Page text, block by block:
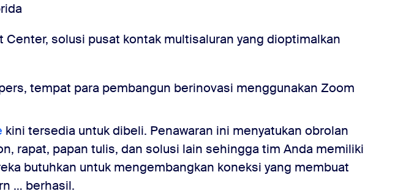
Center, solusi pusat kontak multisaluran yang dioptimalkan
tempat para pembangun berinovasi menggunakan Zoom
kini tersedia untuk dibeli. Penawaran ini menyatukan obrolan
rapat, papan tulis, dan solusi lain sehingga tim Anda memiliki
butuhkan untuk mengembangkan koneksi yang membuat
… berhasil.